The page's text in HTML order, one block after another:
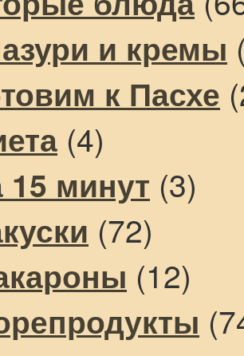
и кремы
к Пасхе
(4)
15 минут (3)
(72)
(12)